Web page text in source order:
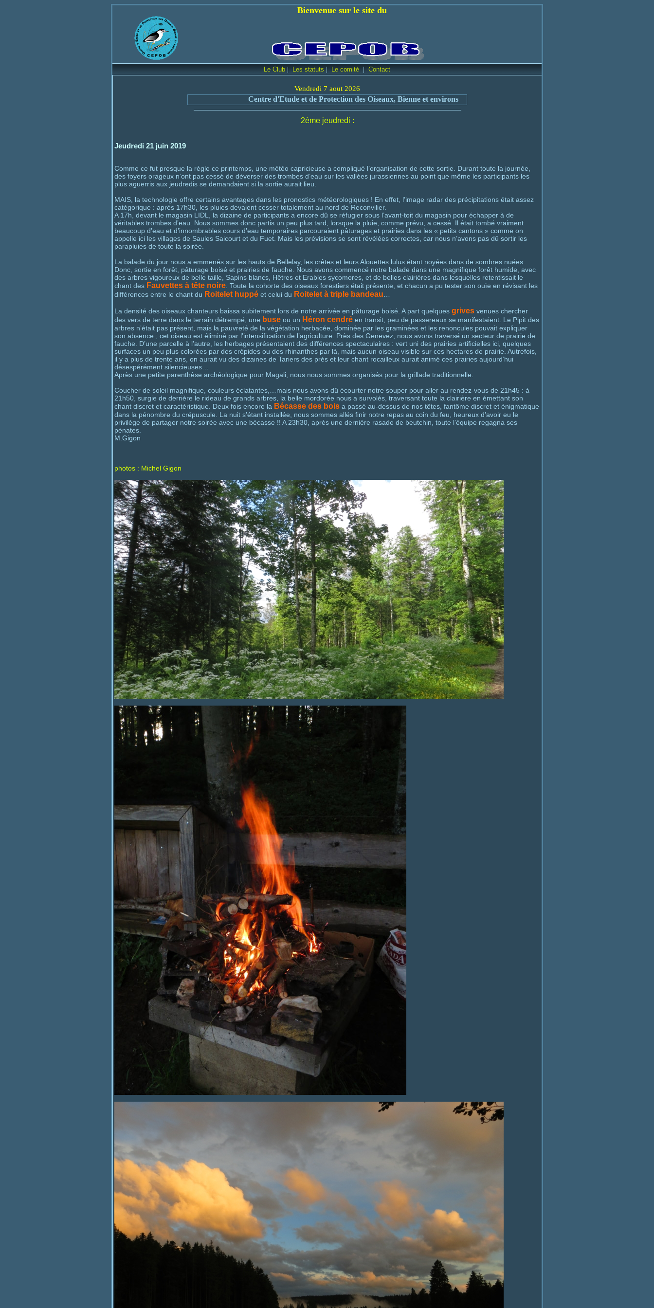
Bienvenue sur le site du
Le Club | Les statuts | Le comité | Contact
Vendredi 7 aout 2026
Centre d'Etude et de Protection des Oiseaux, Bienne et environs
2ème jeudredi :
Jeudredi 21 juin 2019
Comme ce fut presque la règle ce printemps, une météo capricieuse a compliqué l’organisation de cette sortie. Durant toute la journée,
des foyers orageux n’ont pas cessé de déverser des trombes d’eau sur les vallées jurassiennes au point que même les participants les
plus aguerris aux jeudredis se demandaient si la sortie aurait lieu.
MAIS, la technologie offre certains avantages dans les pronostics météorologiques ! En effet, l’image radar des précipitations était assez
catégorique : après 17h30, les pluies devaient cesser totalement au nord de Reconvilier.
A 17h, devant le magasin LIDL, la dizaine de participants a encore dû se réfugier sous l’avant-toit du magasin pour échapper à de
véritables trombes d’eau. Nous sommes donc partis un peu plus tard, lorsque la pluie, comme prévu, a cessé. Il était tombé vraiment
beaucoup d’eau et d’innombrables cours d’eau temporaires parcouraient pâturages et prairies dans les « petits cantons » comme on
appelle ici les villages de Saules Saicourt et du Fuet. Mais les prévisions se sont révélées correctes, car nous n’avons pas dû sortir les
parapluies de toute la soirée.
La balade du jour nous a emmenés sur les hauts de Bellelay, les crêtes et leurs Alouettes lulus étant noyées dans de sombres nuées.
Donc, sortie en forêt, pâturage boisé et prairies de fauche. Nous avons commencé notre balade dans une magnifique forêt humide, avec
des arbres vigoureux de belle taille, Sapins blancs, Hêtres et Erables sycomores, et de belles clairières dans lesquelles retentissait le
chant des Fauvettes à tête noire. Toute la cohorte des oiseaux forestiers était présente, et chacun a pu tester son ouïe en révisant les
différences entre le chant du Roitelet huppé et celui du Roitelet à triple bandeau…
La densité des oiseaux chanteurs baissa subitement lors de notre arrivée en pâturage boisé. A part quelques grives venues chercher
des vers de terre dans le terrain détrempé, une buse ou un Héron cendré en transit, peu de passereaux se manifestaient. Le Pipit des
arbres n’était pas présent, mais la pauvreté de la végétation herbacée, dominée par les graminées et les renoncules pouvait expliquer
son absence ; cet oiseau est éliminé par l’intensification de l’agriculture. Près des Genevez, nous avons traversé un secteur de prairie de
fauche. D’une parcelle à l’autre, les herbages présentaient des différences spectaculaires : vert uni des prairies artificielles ici, quelques
surfaces un peu plus colorées par des crépides ou des rhinanthes par là, mais aucun oiseau visible sur ces hectares de prairie. Autrefois,
il y a plus de trente ans, on aurait vu des dizaines de Tariers des prés et leur chant rocailleux aurait animé ces prairies aujourd’hui
désespérément silencieuses…
Après une petite parenthèse archéologique pour Magali, nous nous sommes organisés pour la grillade traditionnelle.
Coucher de soleil magnifique, couleurs éclatantes,…mais nous avons dû écourter notre souper pour aller au rendez-vous de 21h45 : à
21h50, surgie de derrière le rideau de grands arbres, la belle mordorée nous a survolés, traversant toute la clairière en émettant son
chant discret et caractéristique. Deux fois encore la Bécasse des bois a passé au-dessus de nos têtes, fantôme discret et énigmatique
dans la pénombre du crépuscule. La nuit s’étant installée, nous sommes allés finir notre repas au coin du feu, heureux d’avoir eu le
privilège de partager notre soirée avec une bécasse !! A 23h30, après une dernière rasade de beutchin, toute l’équipe regagna ses
pénates.
M.Gigon
photos : Michel Gigon